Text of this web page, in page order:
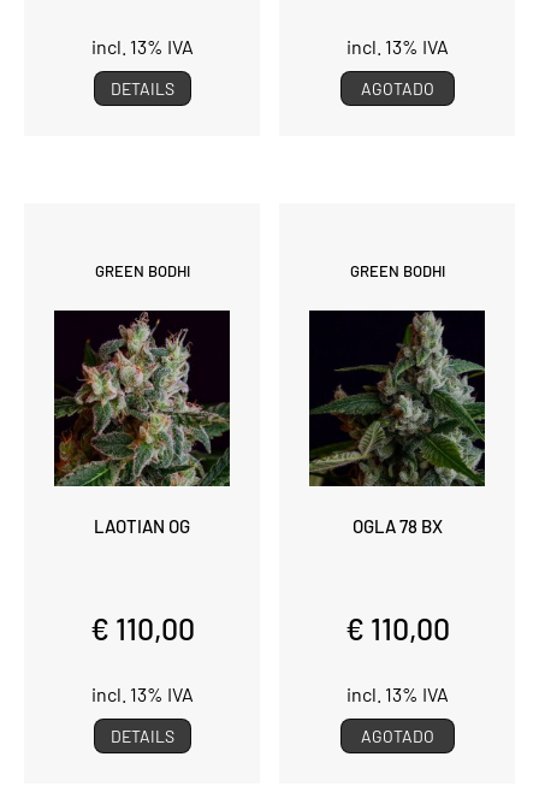
incl. 13% IVA
DETAILS
incl. 13% IVA
AGOTADO
GREEN BODHI
LAOTIAN OG
€ 110,00
incl. 13% IVA
DETAILS
GREEN BODHI
OGLA 78 BX
€ 110,00
incl. 13% IVA
AGOTADO